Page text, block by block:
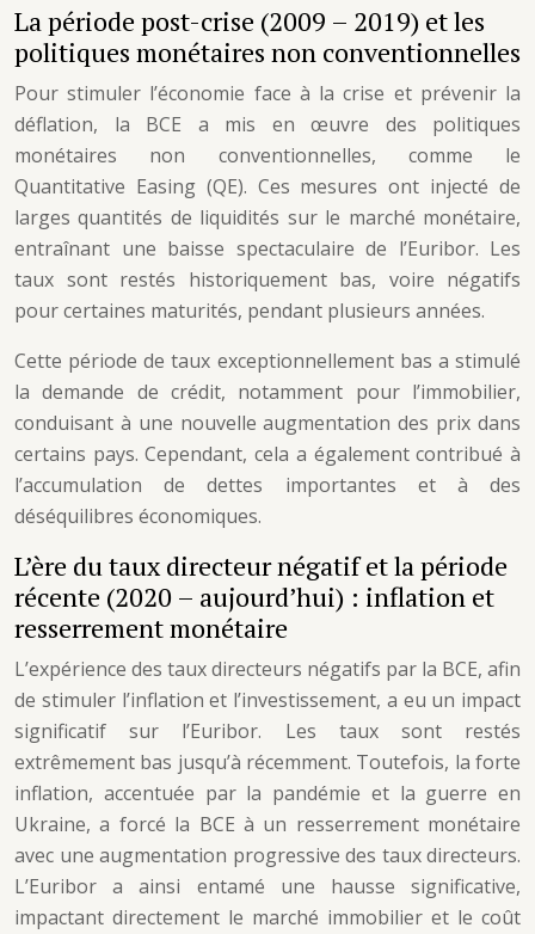
La période post-crise (2009 – 2019) et les
politiques monétaires non conventionnelles
Pour stimuler l’économie face à la crise et prévenir la
déflation, la BCE a mis en œuvre des politiques
monétaires non conventionnelles, comme le
Quantitative Easing (QE). Ces mesures ont injecté de
larges quantités de liquidités sur le marché monétaire,
entraînant une baisse spectaculaire de l’Euribor. Les
taux sont restés historiquement bas, voire négatifs
pour certaines maturités, pendant plusieurs années.
Cette période de taux exceptionnellement bas a stimulé
la demande de crédit, notamment pour l’immobilier,
conduisant à une nouvelle augmentation des prix dans
certains pays. Cependant, cela a également contribué à
l’accumulation de dettes importantes et à des
déséquilibres économiques.
L’ère du taux directeur négatif et la période
récente (2020 – aujourd’hui) : inflation et
resserrement monétaire
L’expérience des taux directeurs négatifs par la BCE, afin
de stimuler l’inflation et l’investissement, a eu un impact
significatif sur l’Euribor. Les taux sont restés
extrêmement bas jusqu’à récemment. Toutefois, la forte
inflation, accentuée par la pandémie et la guerre en
Ukraine, a forcé la BCE à un resserrement monétaire
avec une augmentation progressive des taux directeurs.
L’Euribor a ainsi entamé une hausse significative,
impactant directement le marché immobilier et le coût